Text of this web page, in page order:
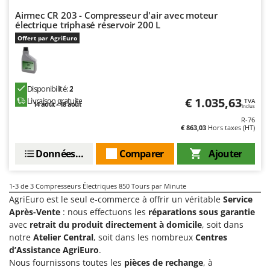
Machines sous vide
Motobineuses
Motoculteurs
Motofaucheuses
Motopompes pour irrigation
Nettoyeurs et Balais à vapeur
Nettoyeurs haute pression
Nettoyeurs tapis, moquettes et tapisseries
P
Peignes vibreurs et Secoueurs à olives
Pelles rétros pour tracteur
Famur
FARMER
FBC
Ferrari Group
Ferrua
Fimar
Fiorentini
Fiskars
Flymo
Fontana Forni
Forest Master
Airmec CR 203 - Compresseur d'air avec moteur
électrique triphasé réservoir 200 L
Offert par AgriEuro
Disponibilité:2
Livraison gratuite
14 août - 18 août € 1.035,63 TVA
Inclus
R-76
€ 863,03 Hors taxes (HT)
Ajouter
Comparer
Données techniques
1-3 de 3 Compresseurs Électriques 850 Tours par Minute
AgriEuro est le seul e-commerce à offrir un véritable Service
Après-Vente : nous effectuons les réparations sous garantie
avec retrait du produit directement à domicile, soit dans
notre Atelier Central, soit dans les nombreux Centres
d’Assistance AgriEuro.
Nous fournissons toutes les pièces de rechange, à